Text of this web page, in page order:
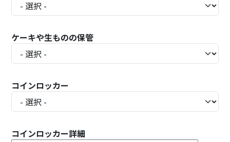
ケーキや生ものの保管
コインロッカー
コインロッカー詳細